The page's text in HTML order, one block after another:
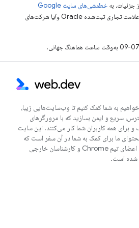
جزئیات، به
خطمشی‌های سایت Google
مراجعه کنید. جاوا علامت تجاری ثبت‌شده Oracle و/یا شرکت‌های
به شما کمک کنیم تا وب‌سایت‌هایی زیبا،
سریع و ایمن بسازید که با مرورگرهای
برای همه کاربران شما کار می‌کنند. این سایت
ما برای کمک به شما در آن سفر است که
توسط اعضای تیم Chrome و کارشناسان خارجی
شده است.